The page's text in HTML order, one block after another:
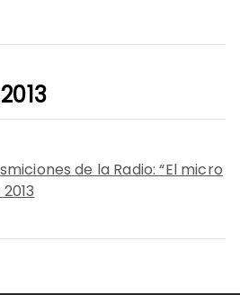
de la Radio: “El micro